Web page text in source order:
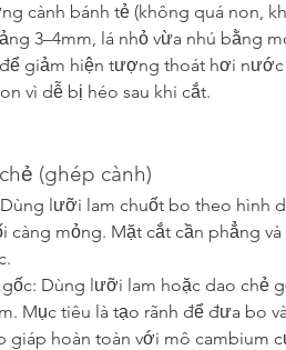
cành bánh tẻ (không quá non,
3–4mm, lá nhỏ vừa nhú bằng
giảm hiện tượng thoát hơi
vì dễ bị héo sau khi cắt.
(ghép cành)
lưỡi lam chuốt bo theo hình
càng mỏng. Mặt cắt cần phẳng
Dùng lưỡi lam hoặc dao chẻ
Mục tiêu là tạo rãnh để đưa bo
giáp hoàn toàn với mô cambium